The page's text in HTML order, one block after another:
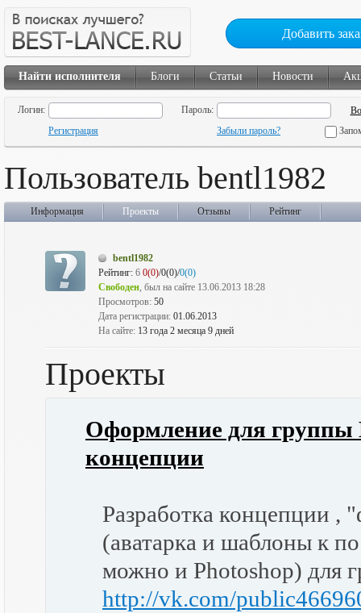
Добавить
Найти исполнителя Блоги Статьи Новости
Логин:
Пароль:
Регистрация
Забыли пароль?
Пользователь bentl1982
Информация Проекты Отзывы Рейтинг
bentl1982
Рейтинг: 6 0(0)/0(0)/0(0)
Свободен, был на сайте 13.06.2013 18:28
Просмотров: 50
Дата регистрации: 01.06.2013
На сайте: 13 года 2 месяца 9 дней
Проекты
Оформление для группы
концепции
Разработка концепции ,
(аватарка и шаблоны к
можно и Photoshop) для
http://vk.com/